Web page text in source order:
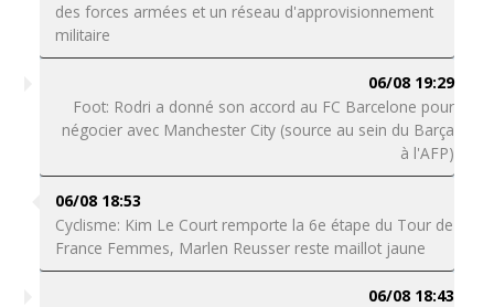
des forces armées et un réseau d'approvisionnement
militaire
06/08 19:29
Foot: Rodri a donné son accord au FC Barcelone pour
négocier avec Manchester City (source au sein du Barça
à l'AFP)
06/08 18:53
Cyclisme: Kim Le Court remporte la 6e étape du Tour de
France Femmes, Marlen Reusser reste maillot jaune
06/08 18:43